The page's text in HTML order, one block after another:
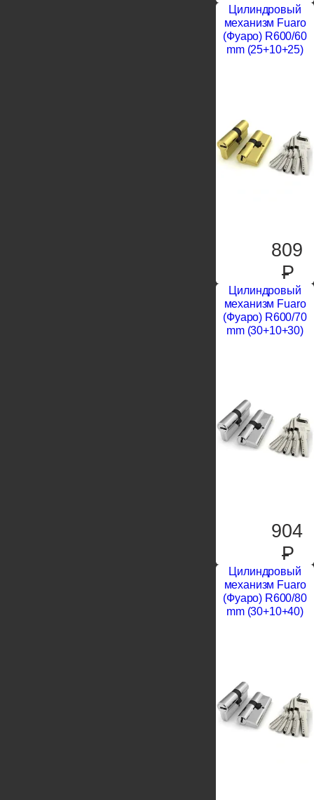
Цилиндровый
механизм Fuaro
(Фуаро) R600/60
mm (25+10+25)
809
P
Цилиндровый
механизм Fuaro
(Фуаро) R600/70
mm (30+10+30)
904
P
Цилиндровый
механизм Fuaro
(Фуаро) R600/80
mm (30+10+40)